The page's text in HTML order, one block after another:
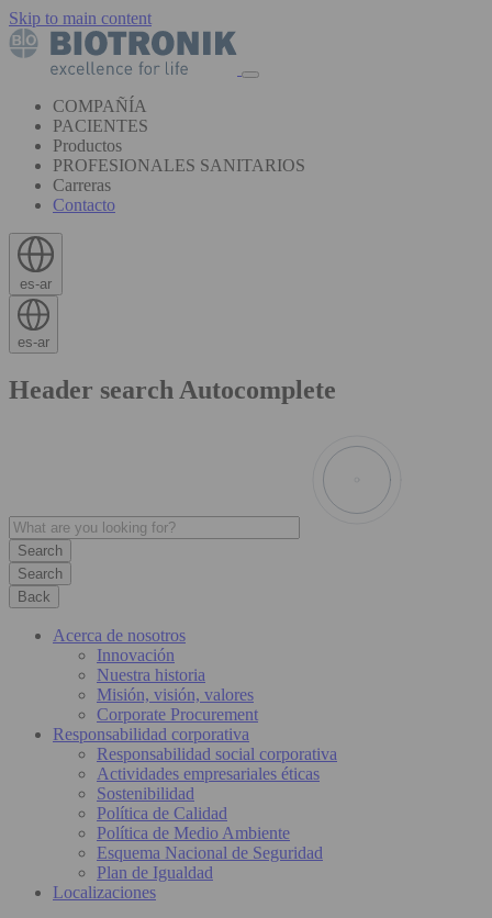
Skip to main content
COMPAÑÍA
PACIENTES
Productos
PROFESIONALES SANITARIOS
Carreras
Contacto
es-ar
es-ar
Header search Autocomplete
Search
Back
Acerca de nosotros
Innovación
Nuestra historia
Misión, visión, valores
Corporate Procurement
Responsabilidad corporativa
Responsabilidad social corporativa
Actividades empresariales éticas
Sostenibilidad
Política de Calidad
Política de Medio Ambiente
Esquema Nacional de Seguridad
Plan de Igualdad
Localizaciones